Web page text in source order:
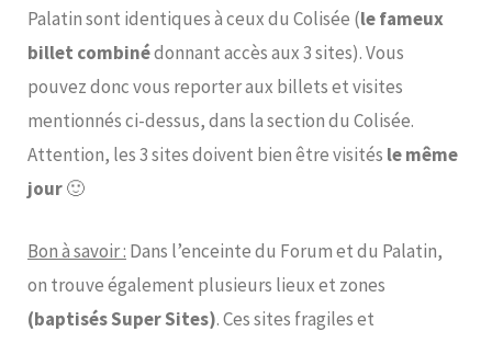
Palatin sont identiques à ceux du Colisée (le fameux
billet combinédonnant accès aux 3 sites). Vous
pouvez donc vous reporter aux billets et visites
mentionnés ci-dessus, dans la section du Colisée.
Attention, les 3 sites doivent bien être visités le même
jour🙂
Bon à savoir : Dans l’enceinte du Forum et du Palatin,
on trouve également plusieurs lieux et zones
(baptisés Super Sites). Ces sites fragiles et